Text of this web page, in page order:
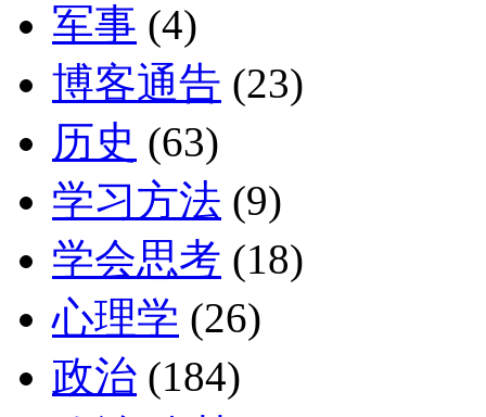
军事 (4)
博客通告 (23)
历史 (63)
学习方法 (9)
学会思考 (18)
心理学 (26)
政治 (184)